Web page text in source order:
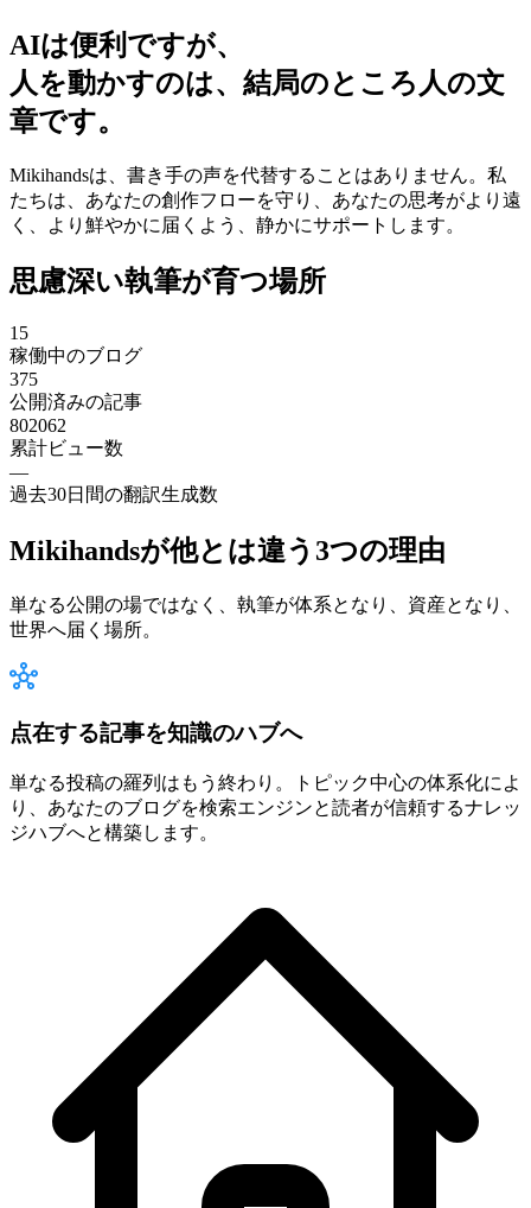
AIは便利ですが、
人を動かすのは、結局のところ人の文
章です。
Mikihandsは、書き手の声を代替することはありません。私
たちは、あなたの創作フローを守り、あなたの思考がより遠
く、より鮮やかに届くよう、静かにサポートします。
思慮深い執筆が育つ場所
15
稼働中のブログ
375
公開済みの記事
802062
累計ビュー数
—
過去30日間の翻訳生成数
Mikihandsが他とは違う3つの理由
単なる公開の場ではなく、執筆が体系となり、資産となり、
世界へ届く場所。
点在する記事を知識のハブへ
単なる投稿の羅列はもう終わり。トピック中心の体系化によ
り、あなたのブログを検索エンジンと読者が信頼するナレッ
ジハブへと構築します。